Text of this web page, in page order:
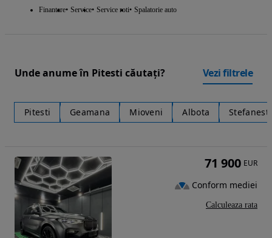
Finantare Service Service roti Spalatorie auto
Unde anume în Pitesti căutați? Vezi filtrele
Pitesti Geamana Mioveni Albota Stefanesti
71 900 EUR
Conform mediei
Calculeaza rata